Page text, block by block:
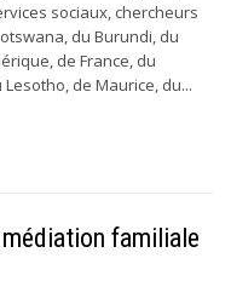
sociaux, chercheurs
du Burundi, du
de France, du
Lesotho, de Maurice, du...
familiale